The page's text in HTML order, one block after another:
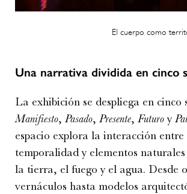
El cuerpo como
Una narrativa dividida en cinco
La exhibición se despliega en cinco
Manifiesto, Pasado, Presente, Futuroy
espacio explora la interacción
temporalidad y elementos
la tierra, el fuego y el agua. Desde
vernáculos hasta modelos